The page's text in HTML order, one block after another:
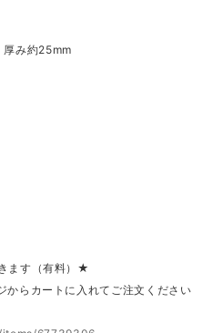
み約25mm
ます（有料）★
からカートに入れてご注文ください